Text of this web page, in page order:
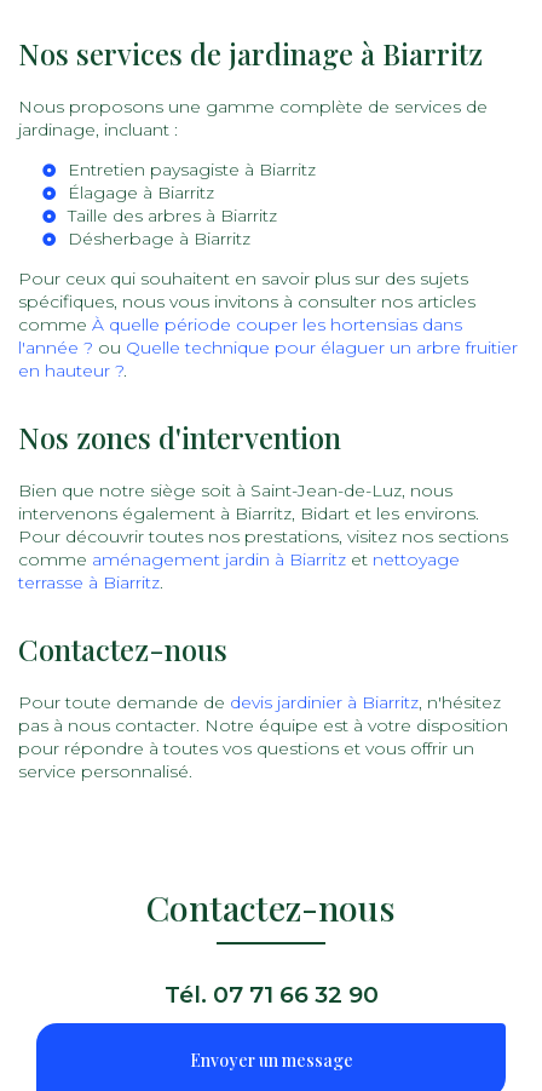
Nos services de jardinage à Biarritz
Nous proposons une gamme complète de services de
jardinage, incluant :
Entretien paysagiste à Biarritz
Élagage à Biarritz
Taille des arbres à Biarritz
Désherbage à Biarritz
Pour ceux qui souhaitent en savoir plus sur des sujets
spécifiques, nous vous invitons à consulter nos articles
comme À quelle période couper les hortensias dans
l'année ? ou Quelle technique pour élaguer un arbre fruitier
en hauteur ?.
Nos zones d'intervention
Bien que notre siège soit à Saint-Jean-de-Luz, nous
intervenons également à Biarritz, Bidart et les environs.
Pour découvrir toutes nos prestations, visitez nos sections
comme aménagement jardin à Biarritz et nettoyage
terrasse à Biarritz.
Contactez-nous
Pour toute demande de devis jardinier à Biarritz, n'hésitez
pas à nous contacter. Notre équipe est à votre disposition
pour répondre à toutes vos questions et vous offrir un
service personnalisé.
Contactez-nous
Tél. 07 71 66 32 90
Envoyer un message